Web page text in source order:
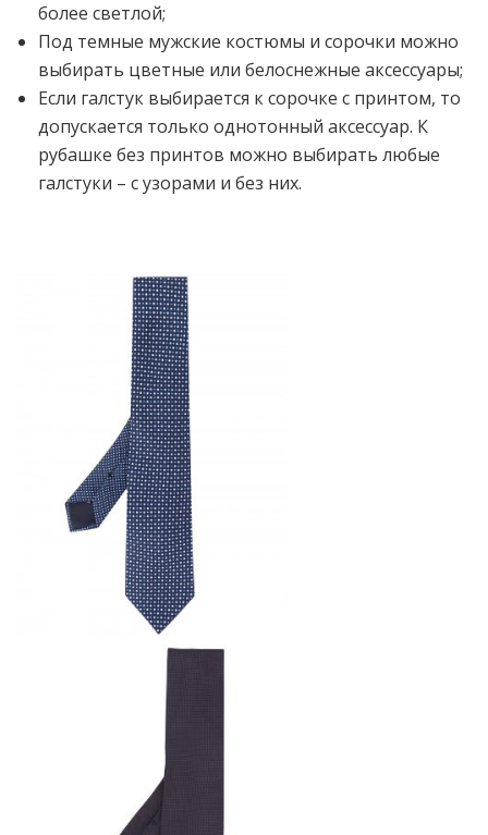
более светлой;
Под темные мужские костюмы и сорочки можно
выбирать цветные или белоснежные аксессуары;
Если галстук выбирается к сорочке с принтом, то
допускается только однотонный аксессуар. К
рубашке без принтов можно выбирать любые
галстуки – с узорами и без них.